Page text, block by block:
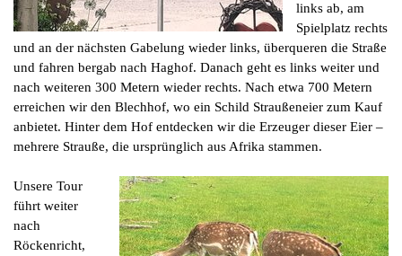
links ab, am
Spielplatz rechts
und an der nächsten Gabelung wieder links, überqueren die Straße
und fahren bergab nach Haghof. Danach geht es links weiter und
nach weiteren 300 Metern wieder rechts. Nach etwa 700 Metern
erreichen wir den Blechhof, wo ein Schild Straußeneier zum Kauf
anbietet. Hinter dem Hof entdecken wir die Erzeuger dieser Eier –
mehrere Strauße, die ursprünglich aus Afrika stammen.
Unsere Tour
führt weiter
nach
Röckenricht,